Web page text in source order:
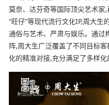
莫奈、达芬奇等国际顶尖艺术家
“旺仔”等现代流行文化IP,周大
通俗与艺术、严肃与娱乐。通过
阵,周大生广泛覆盖了不同目标
化的精准对接,充分满足了多样化